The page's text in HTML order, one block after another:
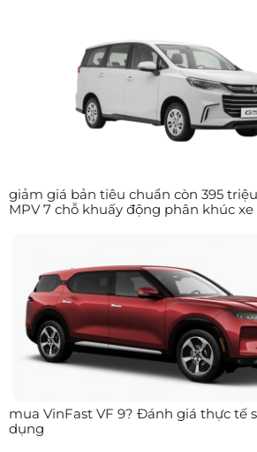
giảm giá bản tiêu chuẩn còn 395
MPV 7 chỗ khuấy động phân khúc
mua VinFast VF 9? Đánh giá thực tế
dụng